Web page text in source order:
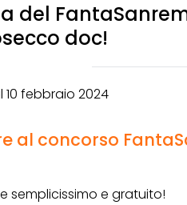
del
doc!
10 febbraio 2024
al concorso
semplicissimo e gratuito!